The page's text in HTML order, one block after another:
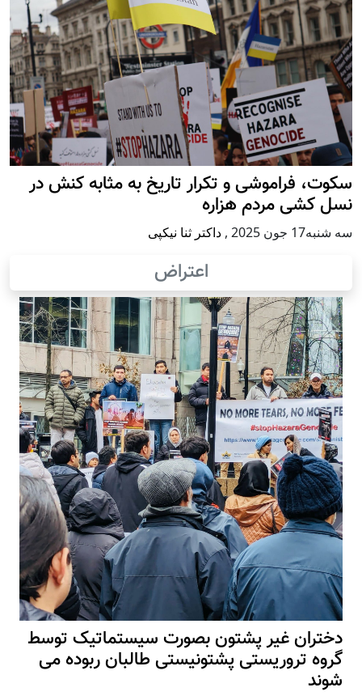
سکوت، فراموشی و تکرار تاريخ به مثابه کنش در
نسل کشی مردم هزاره
سه شنبه17 جون 2025 , داکتر ثنا نیکپی
اعتراض
دختران غیر پشتون بصورت سیستماتیک توسط
گروه تروریستی پشتونیستی طالبان ربوده می
شوند